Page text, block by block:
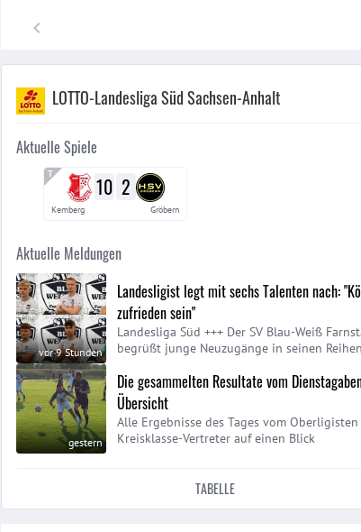
LOTTO-Landesliga Süd Sachsen-Anhalt
Aktuelle Spiele
10 2
Kemberg Gröbern
Aktuelle Meldungen
vor 9 Stunden
Landesligist legt mit sechs Talenten nach:
zufrieden sein"
Landesliga Süd +++ Der SV Blau-Weiß
begrüßt junge Neuzugänge in seinen Reihen
gestern
Die gesammelten Resultate vom
Übersicht
Alle Ergebnisse des Tages vom
Kreisklasse-Vertreter auf einen Blick
TABELLE